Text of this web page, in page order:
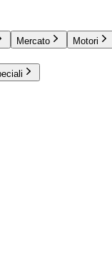
Mercato Motori